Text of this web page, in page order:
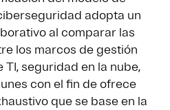
adopta un
al comparar las
los marcos de gestión
TI, seguridad en la nube,
con el fin de ofrece
que se base en la